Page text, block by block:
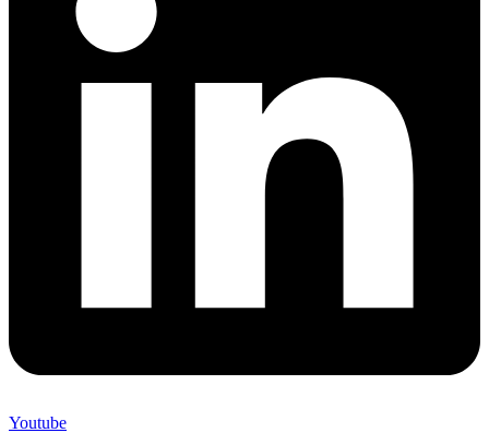
Youtube